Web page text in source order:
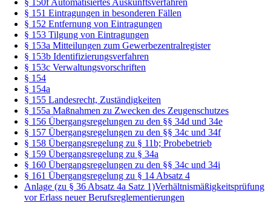
§ 150f Automatisiertes Auskunftsverfahren
§ 151 Eintragungen in besonderen Fällen
§ 152 Entfernung von Eintragungen
§ 153 Tilgung von Eintragungen
§ 153a Mitteilungen zum Gewerbezentralregister
§ 153b Identifizierungsverfahren
§ 153c Verwaltungsvorschriften
§ 154
§ 154a
§ 155 Landesrecht, Zuständigkeiten
§ 155a Maßnahmen zu Zwecken des Zeugenschutzes
§ 156 Übergangsregelungen zu den §§ 34d und 34e
§ 157 Übergangsregelungen zu den §§ 34c und 34f
§ 158 Übergangsregelung zu § 11b; Probebetrieb
§ 159 Übergangsregelung zu § 34a
§ 160 Übergangsregelungen zu den §§ 34c und 34i
§ 161 Übergangsregelung zu § 14 Absatz 4
Anlage (zu § 36 Absatz 4a Satz 1)Verhältnismäßigkeitsprüfung
vor Erlass neuer Berufsreglementierungen